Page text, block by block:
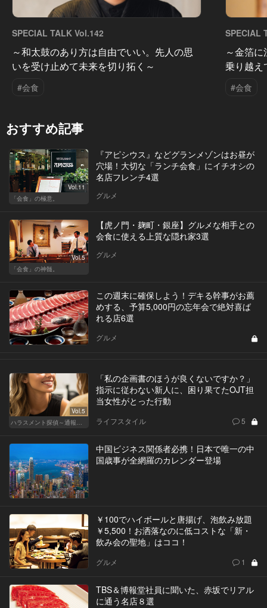
SPECIAL TALK Vol.142
～和太鼓のあり方は自由でいい。先人の思
いを受け止めて未来を切り拓く～
#会食
SPECIAL
～金箔
乗り越え
#会食
おすすめ記事
Vol.11
「会食」の極意。
『アピシウス』などグランメゾンはお昼が
穴場！大切な「ランチ会食」にイチオシの
名店フレンチ4選
グルメ
Vol.5
「会食」の神髄。
【虎ノ門・麹町・銀座】グルメな相手との
会食に使える上質な隠れ家3選
グルメ
この週末に確保しよう！デキる幹事がお薦
めする、予算5,000円の忘年会で絶対喜ば
れる店6選
グルメ
Vol.5
ハラスメント探偵～通報編～
「私の企画書のほうが良くないですか？」
指示に従わない新人に、困り果てたOJT担
当女性がとった行動
ライフスタイル 5
中国ビジネス関係者必携！日本で唯一の中
国歳事が全網羅のカレンダー登場
￥100でハイボールと唐揚げ、泡飲み放題
￥5,500！お洒落なのに低コストな「新・
飲み会の聖地」はココ！
グルメ 1
TBS＆博報堂社員に聞いた、赤坂でリアル
に通う名店８選